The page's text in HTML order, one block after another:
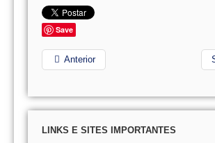
Save
Anterior
LINKS E SITES IMPORTANTES